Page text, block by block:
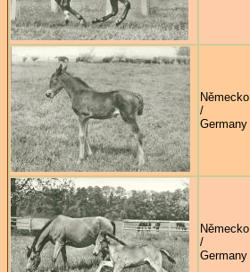
Německo
/
Germany
Německo
/
Germany